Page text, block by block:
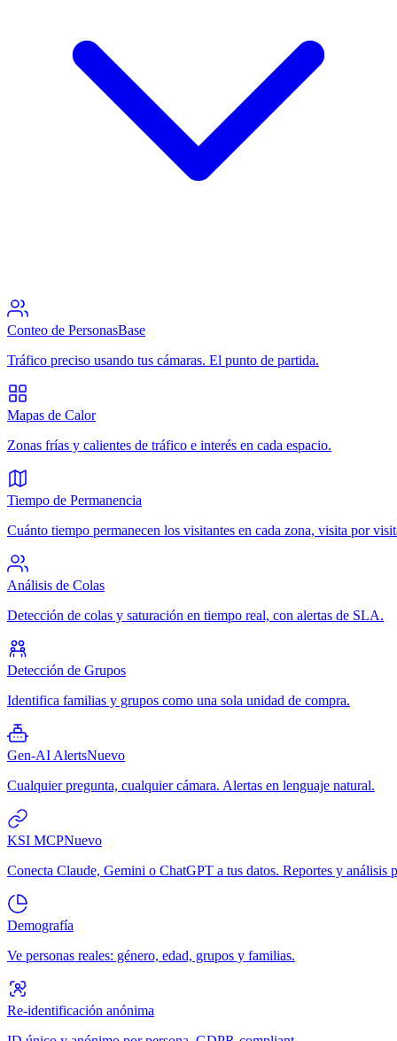
Conteo de PersonasBase
Tráfico preciso usando tus cámaras. El punto de partida.
Mapas de Calor
Zonas frías y calientes de tráfico e interés en cada espacio.
Tiempo de Permanencia
Cuánto tiempo permanecen los visitantes en cada zona, visita por
Análisis de Colas
Detección de colas y saturación en tiempo real, con alertas de SLA.
Detección de Grupos
Identifica familias y grupos como una sola unidad de compra.
Gen-AI AlertsNuevo
Cualquier pregunta, cualquier cámara. Alertas en lenguaje natural.
KSI MCPNuevo
Conecta Claude, Gemini o ChatGPT a tus datos. Reportes y análisis
Demografía
Ve personas reales: género, edad, grupos y familias.
Re-identificación anónima